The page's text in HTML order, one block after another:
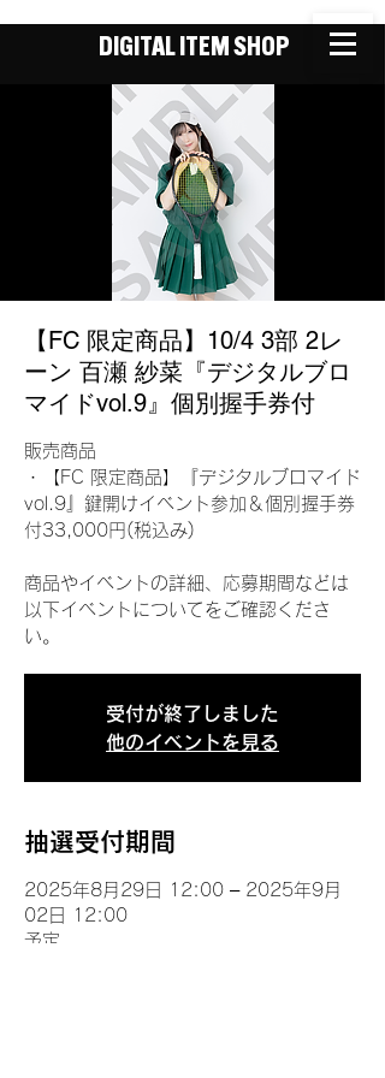
DIGITAL ITEM SHOP
【FC 限定商品】10/4 3部 2レ
ーン 百瀬 紗菜『デジタルブロ
マイドvol.9』個別握手券付
販売商品
・【FC 限定商品】『デジタルブロマイド
vol.9』鍵開けイベント参加＆個別握手券
付33,000円(税込み)
商品やイベントの詳細、応募期間などは
以下イベントについてをご確認くださ
い。
受付が終了しました
他のイベントを見る
抽選受付期間
2025年8月29日 12:00 – 2025年9月
02日 12:00
予定